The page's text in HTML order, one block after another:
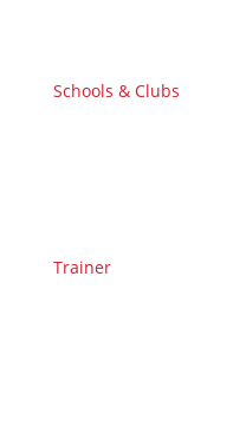
Schools & Clubs
Trainer